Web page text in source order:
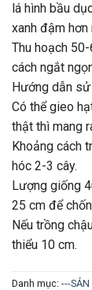
lá hình bầu
xanh đậm
Thu hoạch
cách ngắt
Hướng dẫn sử
Có thể gieo
thật thì mang
Khoảng cách
hóc 2-3 cây.
Lượng giống
25 cm để
Nếu trồng
thiểu 10 cm.
Danh mục: ---